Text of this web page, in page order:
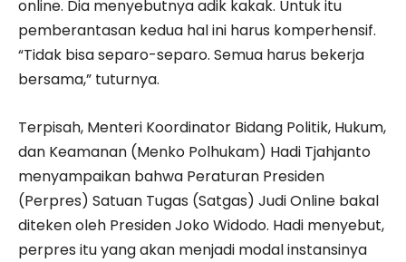
online. Dia menyebutnya adik kakak. Untuk itu
pemberantasan kedua hal ini harus komperhensif.
“Tidak bisa separo-separo. Semua harus bekerja
bersama,” tuturnya.
Terpisah, Menteri Koordinator Bidang Politik, Hukum,
dan Keamanan (Menko Polhukam) Hadi Tjahjanto
menyampaikan bahwa Peraturan Presiden
(Perpres) Satuan Tugas (Satgas) Judi Online bakal
diteken oleh Presiden Joko Widodo. Hadi menyebut,
perpres itu yang akan menjadi modal instansinya